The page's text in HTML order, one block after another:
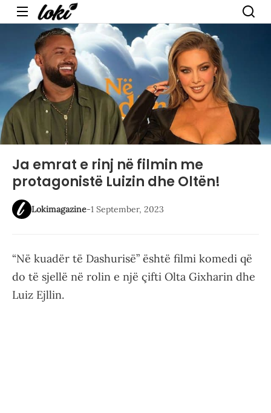
Menu
Ja emrat e rinj në filmin me
protagonistë Luizin dhe Oltën!
Lokimagazine-1 September, 2023
“Në kuadër të Dashurisë” është filmi komedi që
do të sjellë në rolin e një çifti Olta Gixharin dhe
Luiz Ejllin.